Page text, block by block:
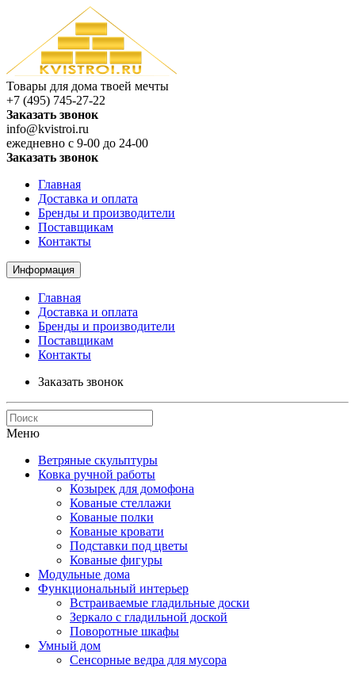
Товары для дома твоей мечты
+7 (495) 745-27-22
Заказать звонок
info@kvistroi.ru
ежедневно с 9-00 до 24-00
Заказать звонок
Главная
Доставка и оплата
Бренды и производители
Поставщикам
Контакты
Информация
Главная
Доставка и оплата
Бренды и производители
Поставщикам
Контакты
Заказать звонок
Меню
Ветряные скульптуры
Ковка ручной работы
Козырек для домофона
Кованые стеллажи
Кованые полки
Кованые кровати
Подставки под цветы
Кованые фигуры
Модульные дома
Функциональный интерьер
Встраиваемые гладильные доски
Зеркало с гладильной доской
Поворотные шкафы
Умный дом
Сенсорные ведра для мусора